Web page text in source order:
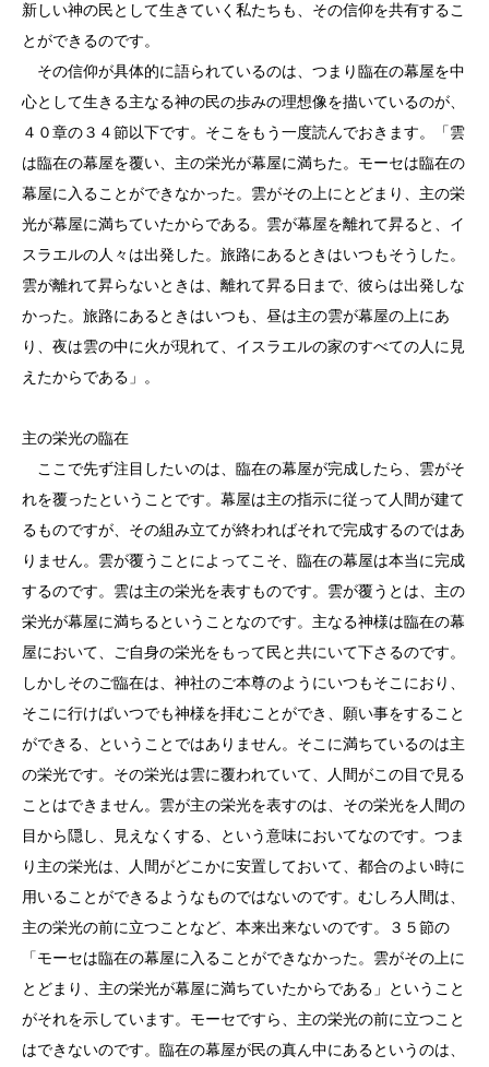
新しい神の民として生きていく私たちも、その信仰を共有するこ
とができるのです。
その信仰が具体的に語られているのは、つまり臨在の幕屋を中
心として生きる主なる神の民の歩みの理想像を描いているのが、
４０章の３４節以下です。そこをもう一度読んでおきます。「雲
は臨在の幕屋を覆い、主の栄光が幕屋に満ちた。モーセは臨在の
幕屋に入ることができなかった。雲がその上にとどまり、主の栄
光が幕屋に満ちていたからである。雲が幕屋を離れて昇ると、イ
スラエルの人々は出発した。旅路にあるときはいつもそうした。
雲が離れて昇らないときは、離れて昇る日まで、彼らは出発しな
かった。旅路にあるときはいつも、昼は主の雲が幕屋の上にあ
り、夜は雲の中に火が現れて、イスラエルの家のすべての人に見
えたからである」。
主の栄光の臨在
ここで先ず注目したいのは、臨在の幕屋が完成したら、雲がそ
れを覆ったということです。幕屋は主の指示に従って人間が建て
るものですが、その組み立てが終わればそれで完成するのではあ
りません。雲が覆うことによってこそ、臨在の幕屋は本当に完成
するのです。雲は主の栄光を表すものです。雲が覆うとは、主の
栄光が幕屋に満ちるということなのです。主なる神様は臨在の幕
屋において、ご自身の栄光をもって民と共にいて下さるのです。
しかしそのご臨在は、神社のご本尊のようにいつもそこにおり、
そこに行けばいつでも神様を拝むことができ、願い事をすること
ができる、ということではありません。そこに満ちているのは主
の栄光です。その栄光は雲に覆われていて、人間がこの目で見る
ことはできません。雲が主の栄光を表すのは、その栄光を人間の
目から隠し、見えなくする、という意味においてなのです。つま
り主の栄光は、人間がどこかに安置しておいて、都合のよい時に
用いることができるようなものではないのです。むしろ人間は、
主の栄光の前に立つことなど、本来出来ないのです。３５節の
「モーセは臨在の幕屋に入ることができなかった。雲がその上に
とどまり、主の栄光が幕屋に満ちていたからである」ということ
がそれを示しています。モーセですら、主の栄光の前に立つこと
はできないのです。臨在の幕屋が民の真ん中にあるというのは、